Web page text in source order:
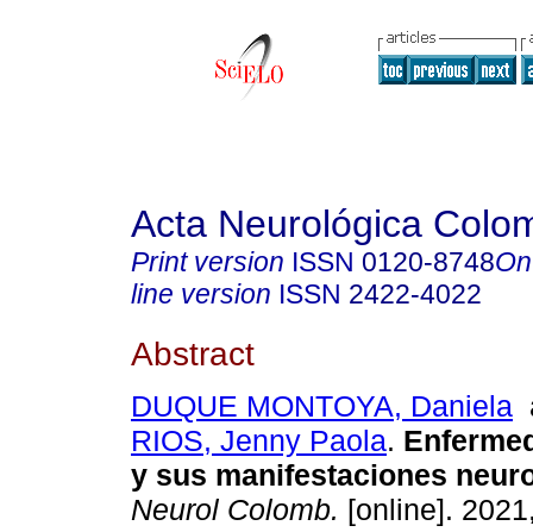
Acta Neurológica
Print version ISSN 0120-8748
line version ISSN 2422-4022
Abstract
DUQUE MONTOYA, Daniela
RIOS, Jenny Paola.
y sus manifestaciones
Neurol Colomb. [online].